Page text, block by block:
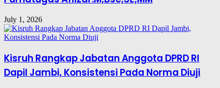
July 1, 2026
Kisruh Rangkap Jabatan Anggota DPRD RI
Dapil Jambi, Konsistensi Pada Norma Diuji